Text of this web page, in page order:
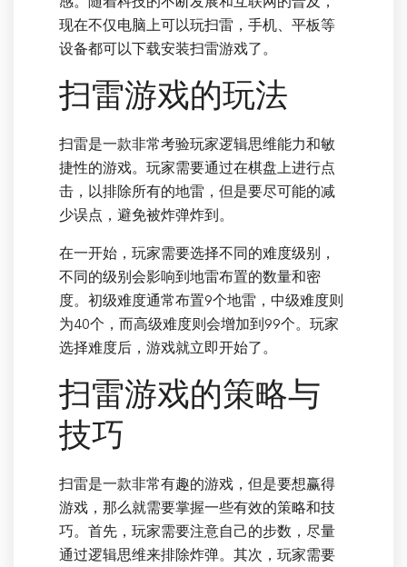
现在不仅电脑上可以玩扫雷，手机、平板等
设备都可以下载安装扫雷游戏了。
扫雷游戏的玩法
扫雷是一款非常考验玩家逻辑思维能力和敏
捷性的游戏。玩家需要通过在棋盘上进行点
击，以排除所有的地雷，但是要尽可能的减
少误点，避免被炸弹炸到。
在一开始，玩家需要选择不同的难度级别，
不同的级别会影响到地雷布置的数量和密
度。初级难度通常布置9个地雷，中级难度则
为40个，而高级难度则会增加到99个。玩家
选择难度后，游戏就立即开始了。
扫雷游戏的策略与
技巧
扫雷是一款非常有趣的游戏，但是要想赢得
游戏，那么就需要掌握一些有效的策略和技
巧。首先，玩家需要注意自己的步数，尽量
通过逻辑思维来排除炸弹。其次，玩家需要